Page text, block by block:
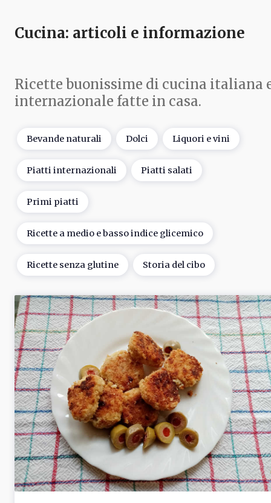
Cucina: articoli e informazione
Ricette buonissime di cucina italiana
internazionale fatte in casa.
Bevande naturali Dolci Liquori e vini
Piatti internazionali Piatti salati
Primi piatti
Ricette a medio e basso indice glicemico
Ricette senza glutine Storia del cibo